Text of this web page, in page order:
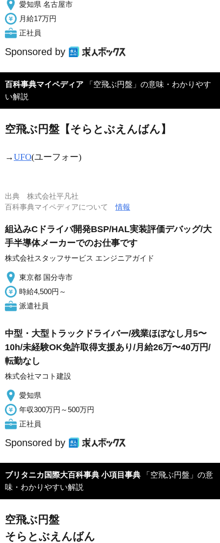
愛知県 名古屋市
月給17万円
正社員
Sponsored by
百科事典マイペディア 「空飛ぶ円盤」の意味・わかりやす
い解説
空飛ぶ円盤【そらとぶえんばん】
→UFO(ユーフォー)
出典 株式会社平凡社
百科事典マイペディアについて情報
組込みCドライバ開発BSP/HAL実装評価デバッグ/大
手半導体メーカーでのお仕事です
株式会社スタッフサービス エンジニアガイド
東京都 国分寺市
時給4,500円～
派遣社員
中型・大型トラックドライバー/残業ほぼなし月5〜
10h/未経験OK免許取得支援あり/月給26万〜40万円/
転勤なし
株式会社マコト建設
愛知県
年収300万円～500万円
正社員
Sponsored by
ブリタニカ国際大百科事典 小項目事典 「空飛ぶ円盤」の意
味・わかりやすい解説
空飛ぶ円盤
そらとぶえんばん